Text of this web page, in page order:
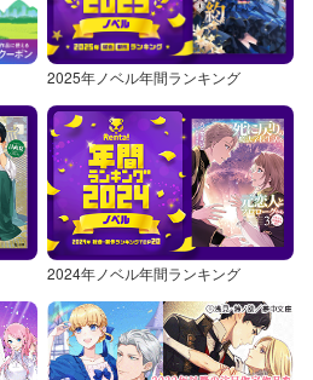
2025年ノベル年間ランキング
2024年ノベル年間ランキング